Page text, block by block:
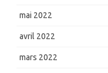
mai 2022
avril 2022
mars 2022